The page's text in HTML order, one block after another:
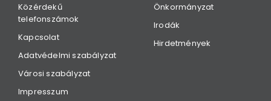
Közérdekű
telefonszámok
Kapcsolat
Adatvédelmi szabályzat
Városi szabályzat
Impresszum
Önkormányzat
Irodák
Hirdetmények